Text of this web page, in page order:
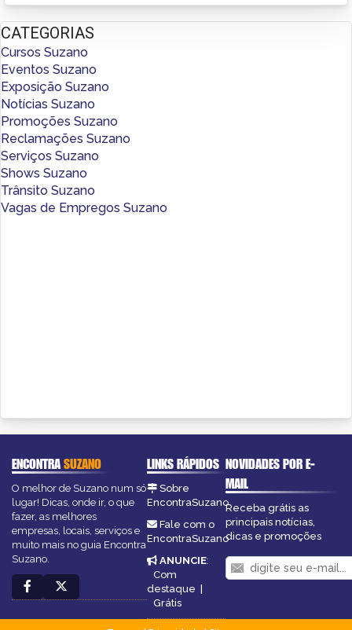
CATEGORIAS
Cursos Suzano
Eventos Suzano
Exposição Suzano
Notícias Suzano
Promoções Suzano
Reclamações Suzano
Serviços Suzano
Shows Suzano
Trânsito Suzano
Vagas de Empregos Suzano
ENCONTRASUZANO
O melhor de Suzano num só
lugar! Dicas, onde ir, o que
fazer, as melhores
empresas, locais, serviços e
muito mais no guia Encontra
Suzano.
LINKS RÁPIDOS
Sobre
EncontraSuzano
Fale com o
EncontraSuzano
ANUNCIE:
Com
destaque
Grátis
NOVIDADES POR E-
MAIL
Receba grátis as
principais notícias,
dicas e promoções